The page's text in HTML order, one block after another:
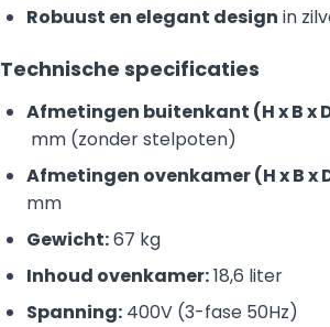
Robuust en elegant design in
Technische specificaties
Afmetingen buitenkant (H x B x
mm (zonder stelpoten)
Afmetingen ovenkamer (H x B x
mm
Gewicht:67 kg
Inhoud ovenkamer:18,6 liter
Spanning: 400V (3-fase 50Hz)